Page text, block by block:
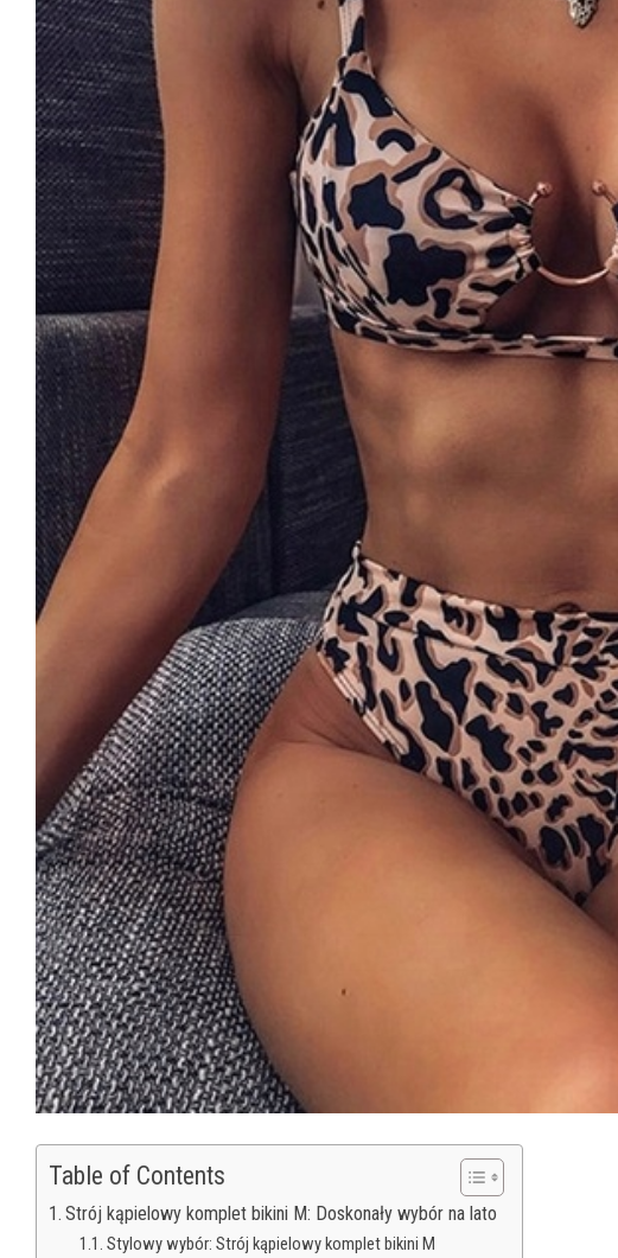
Table of Contents
Strój kąpielowy komplet bikini M: Doskonały wybór na lato
Stylowy wybór: Strój kąpielowy komplet bikini M